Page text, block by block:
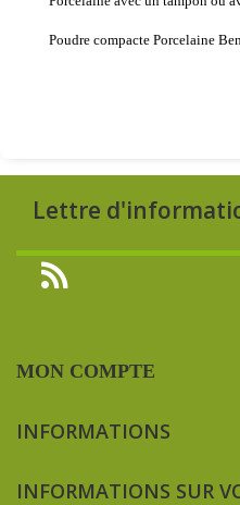
Poudre compacte Porcelaine
Lettre
MON COMPTE
INFORMATIONS
INFORMATIONS SUR